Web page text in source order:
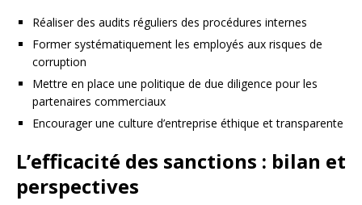
Réaliser des audits réguliers des procédures internes
Former systématiquement les employés aux risques de
corruption
Mettre en place une politique de due diligence pour les
partenaires commerciaux
Encourager une culture d’entreprise éthique et transparente
L’efficacité des sanctions : bilan et
perspectives